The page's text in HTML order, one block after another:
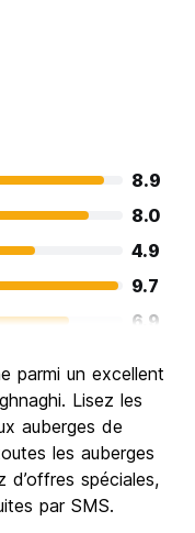
8.9
8.0
4.9
9.7
6.9
8.3
8.9
parmi un excellent
Lisez les
auberges de
les auberges
d’offres spéciales,
par SMS.